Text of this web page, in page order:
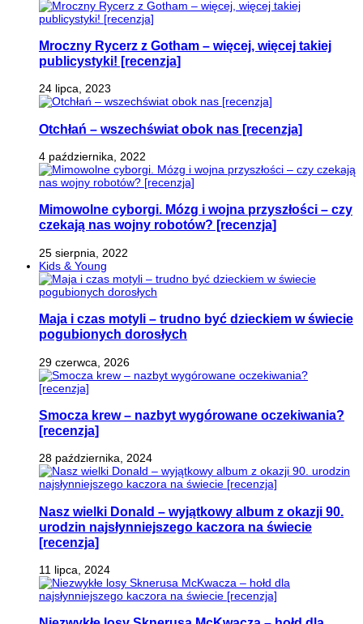
Mroczny Rycerz z Gotham – więcej, więcej takiej
publicystyki! [recenzja]
24 lipca, 2023
Otchłań – wszechświat obok nas [recenzja]
4 października, 2022
Mimowolne cyborgi. Mózg i wojna przyszłości – czy
czekają nas wojny robotów? [recenzja]
25 sierpnia, 2022
Kids & Young
Maja i czas motyli – trudno być dzieckiem w świecie
pogubionych dorosłych
29 czerwca, 2026
Smocza krew – nazbyt wygórowane oczekiwania?
[recenzja]
28 października, 2024
Nasz wielki Donald – wyjątkowy album z okazji 90.
urodzin najsłynniejszego kaczora na świecie
[recenzja]
11 lipca, 2024